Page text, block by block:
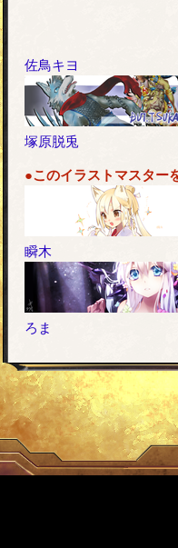
佐鳥キヨ
塚原脱兎
●このイラストマスター
瞬木
ろま